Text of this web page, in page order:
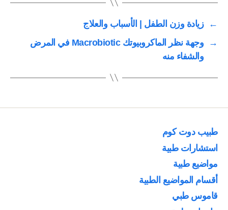
←
زيادة وزن الطفل | الأسباب والعلاج
→
وجهة نظر الماكروبيوتك Macrobiotic في المرض
والشفاء منه
طبيب دوت كوم
استشارات طبية
مواضيع طبية
أقسام المواضيع الطبية
قاموس طبي